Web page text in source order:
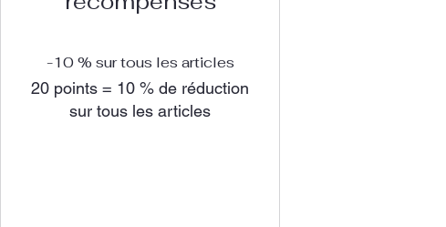
-10 % sur tous les articles
20 points = 10 % de réduction
sur tous les articles